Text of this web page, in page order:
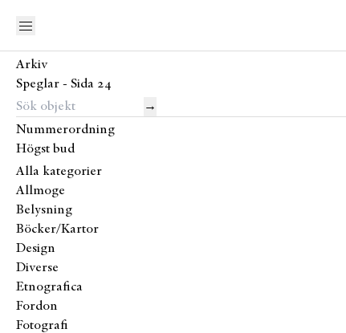
Arkiv
Speglar - Sida 24
→
Nummerordning
Högst bud
Alla kategorier
Allmoge
Belysning
Böcker/Kartor
Design
Diverse
Etnografica
Fordon
Fotografi